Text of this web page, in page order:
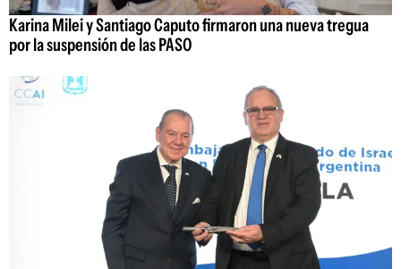
Karina Milei y Santiago Caputo firmaron una nueva tregua
por la suspensión de las PASO